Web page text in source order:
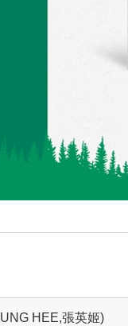
HEE,張英姬)